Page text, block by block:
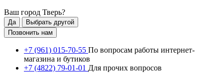
Ваш город Тверь?
Да
Выбрать другой
Позвонить нам
+7 (961) 015-70-55 По вопросам работы интернет-
магазина и бутиков
+7 (4822) 79-01-01 Для прочих вопросов